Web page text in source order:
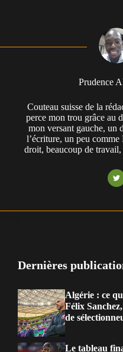
Prudence
Couteau suisse de la
perce mon trou grâce au
mon versant gauche, un
l’écriture, un peu
droit, beaucoup de
Dernières
Algérie : ce
Félix
de
Le tableau